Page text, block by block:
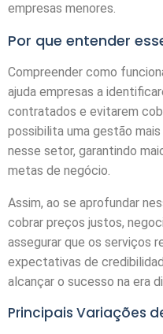
empresas menores.
Por que entender
Compreender como
ajuda empresas a
contratados e evitarem
possibilita uma gestão
nesse setor, garantindo
metas de negócio.
Assim, ao se aprofundar
cobrar preços justos,
assegurar que os serviços
expectativas de
alcançar o sucesso na era
Principais Variações